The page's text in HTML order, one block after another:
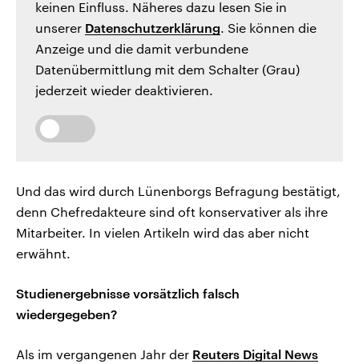
keinen Einfluss. Näheres dazu lesen Sie in
unserer Datenschutzerklärung. Sie können die
Anzeige und die damit verbundene
Datenübermittlung mit dem Schalter (Grau)
jederzeit wieder deaktivieren.
Und das wird durch Lünenborgs Befragung bestätigt,
denn Chefredakteure sind oft konservativer als ihre
Mitarbeiter. In vielen Artikeln wird das aber nicht
erwähnt.
Studienergebnisse vorsätzlich falsch
wiedergegeben?
Als im vergangenen Jahr der Reuters Digital News